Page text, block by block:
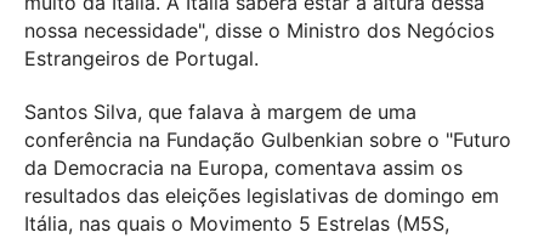
nossa necessidade", disse o Ministro dos Negócios
Estrangeiros de Portugal.
Santos Silva, que falava à margem de uma
conferência na Fundação Gulbenkian sobre o "Futuro
da Democracia na Europa, comentava assim os
resultados das eleições legislativas de domingo em
Itália, nas quais o Movimento 5 Estrelas (M5S,